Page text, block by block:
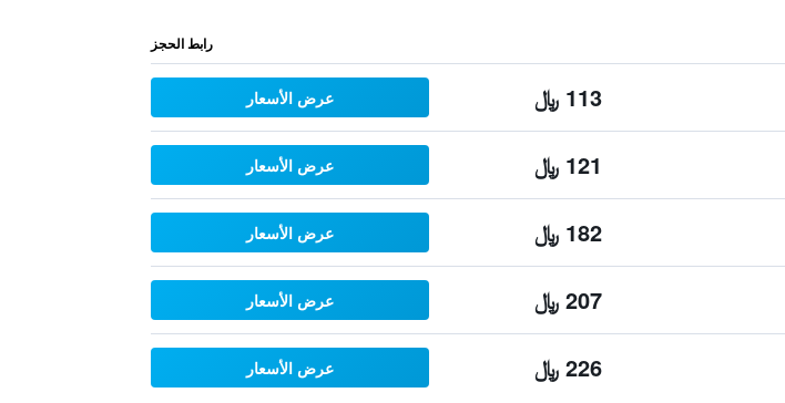
رابط الحجز
113 ﷼ عرض الأسعار
121 ﷼ عرض الأسعار
182 ﷼ عرض الأسعار
207 ﷼ عرض الأسعار
226 ﷼ عرض الأسعار